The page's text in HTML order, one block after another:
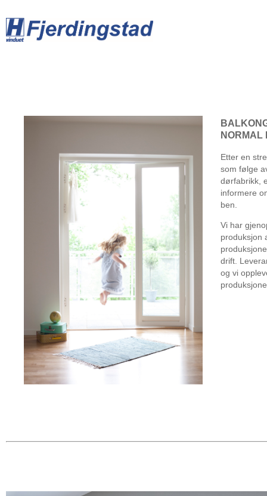
NORMAL
Etter en
som følge
dørfabrikk,
informere
ben.
Vi har
produksjon
drift.
og vi